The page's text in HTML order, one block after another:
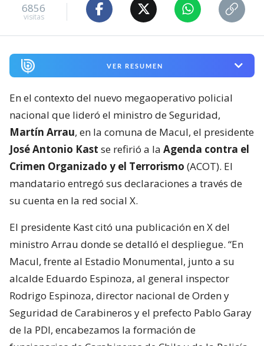
6856
visitas
VER RESUMEN
En el contexto del nuevo megaoperativo policial
nacional que lideró el ministro de Seguridad,
Martín Arrau, en la comuna de Macul, el presidente
José Antonio Kast se refirió a la Agenda contra el
Crimen Organizado y el Terrorismo (ACOT). El
mandatario entregó sus declaraciones a través de
su cuenta en la red social X.
El presidente Kast citó una publicación en X del
ministro Arrau donde se detalló el despliegue. “En
Macul, frente al Estadio Monumental, junto a su
alcalde Eduardo Espinoza, al general inspector
Rodrigo Espinoza, director nacional de Orden y
Seguridad de Carabineros y el prefecto Pablo Garay
de la PDI, encabezamos la formación de